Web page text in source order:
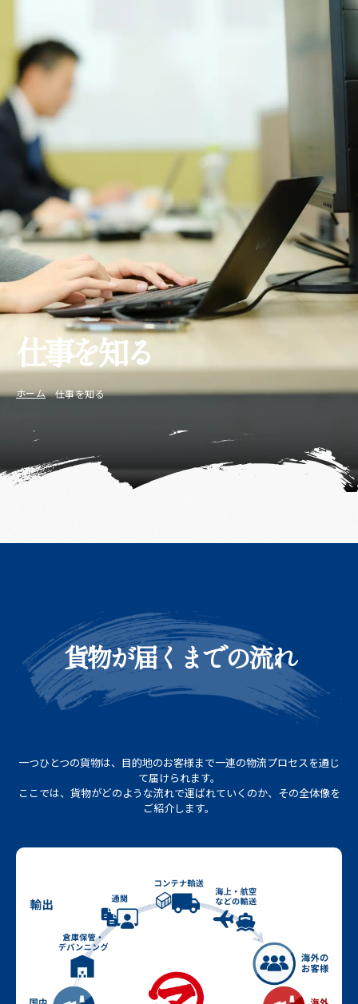
仕事を知る
ホーム 仕事を知る
貨物が届くまでの流れ
一つひとつの貨物は、目的地のお客様まで一連の物流プロセスを通じ
て届けられます。
ここでは、貨物がどのような流れで運ばれていくのか、その全体像を
ご紹介します。